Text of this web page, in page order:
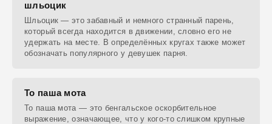
шльоцик
Шльоцик — это забавный и немного странный парень,
который всегда находится в движении, словно его не
удержать на месте. В определённых кругах также может
обозначать популярного у девушек парня.
То паша мота
То паша мота — это бенгальское оскорбительное
выражение, означающее, что у кого-то слишком крупные